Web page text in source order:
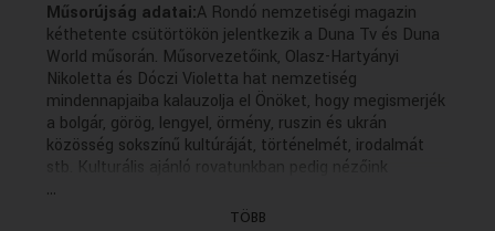
Műsorújság adatai:A Rondó nemzetiségi magazin
kéthetente csütörtökön jelentkezik a Duna Tv és Duna
World műsorán. Műsorvezetőink, Olasz-Hartyányi
Nikoletta és Dóczi Violetta hat nemzetiség
mindennapjaiba kalauzolja el Önöket, hogy megismerjék
a bolgár, görög, lengyel, örmény, ruszin és ukrán
közösség sokszínű kultúráját, történelmét, irodalmát
stb. Kulturális ajánló rovatunkban pedig nézőink
kedvükre válogathatnak az újonnan megjelent könyvek,
kiállítások, koncerteket, egyéb események kínálatából.
...
TÖBB